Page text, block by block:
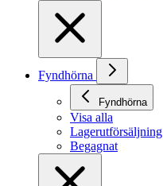
Fyndhörna
Fyndhörna
Visa alla
Lagerutförsäljning
Begagnat